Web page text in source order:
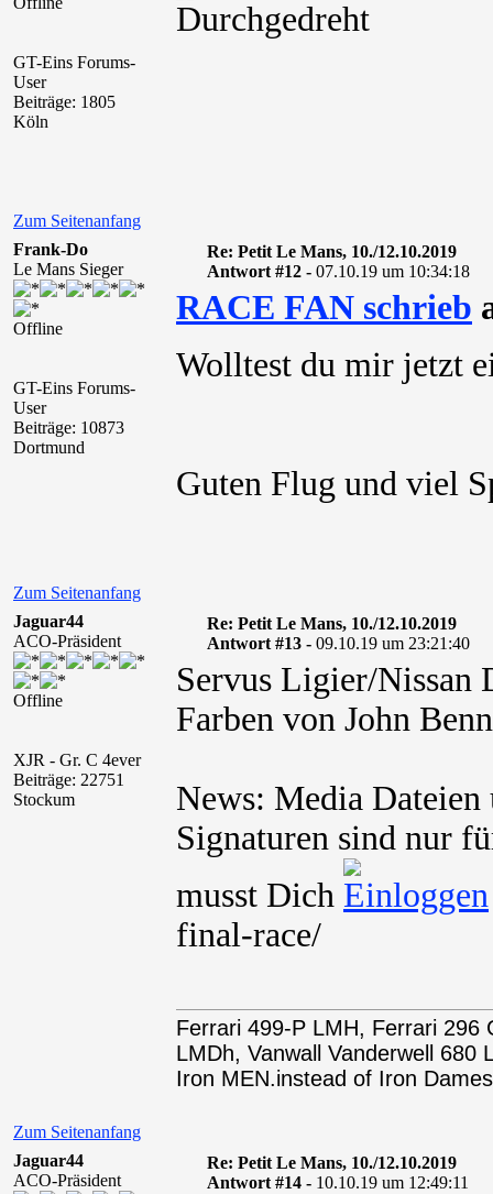
GT-Eins Forums-
User
Beiträge: 1805
Köln
Zum Seitenanfang
Frank-Do
Le Mans Sieger
Offline
GT-Eins Forums-
User
Beiträge: 10873
Dortmund
Re: Petit Le Mans, 10./12.10.2019
Antwort #12 - 07.10.19 um 10:34:18
RACE FAN schrieb
Wolltest du mir jetzt
Guten Flug und viel
Zum Seitenanfang
Jaguar44
ACO-Präsident
Offline
XJR - Gr. C 4ever
Beiträge: 22751
Stockum
Re: Petit Le Mans, 10./12.10.2019
Antwort #13 - 09.10.19 um 23:21:40
Servus Ligier/Nissan
Farben von John
News: Media
Signaturen sind nur
musst Dich
final-race/
Zum Seitenanfang
Ferrari 499-P LMH, Ferrari 296
LMDh, Vanwall Vanderwell
Iron MEN.instead of Iron
Jaguar44
ACO-Präsident
Re: Petit Le Mans, 10./12.10.2019
Antwort #14 - 10.10.19 um 12:49:11